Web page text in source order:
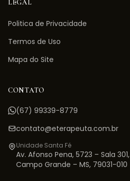
LEGAL
Politica de Privacidade
Termos de Uso
Mapa do Site
CONTATO
(67) 99339-8779
contato@eterapeuta.com.br
Unidade Santa Fé
Av. Afonso Pena, 5723 – Sala 301,
Campo Grande – MS, 79031-010